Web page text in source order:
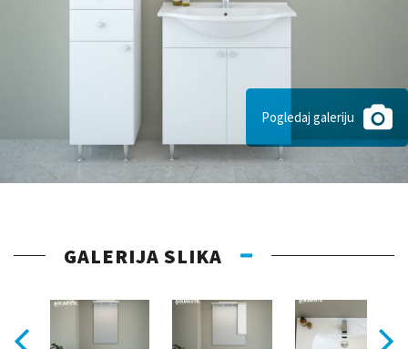
Pogledaj galeriju
GALERIJA SLIKA